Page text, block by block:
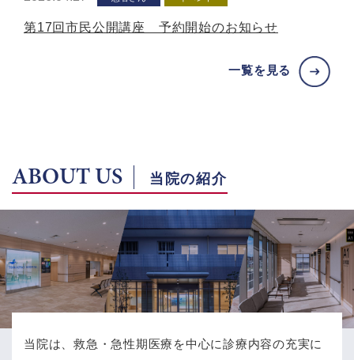
第17回市民公開講座 予約開始のお知らせ
一覧を見る
ABOUT US 当院の紹介
当院は、救急・急性期医療を中心に診療内容の充実に